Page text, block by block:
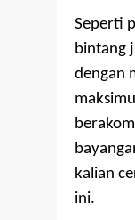
Seperti
bintang
dengan
kalian
ini.